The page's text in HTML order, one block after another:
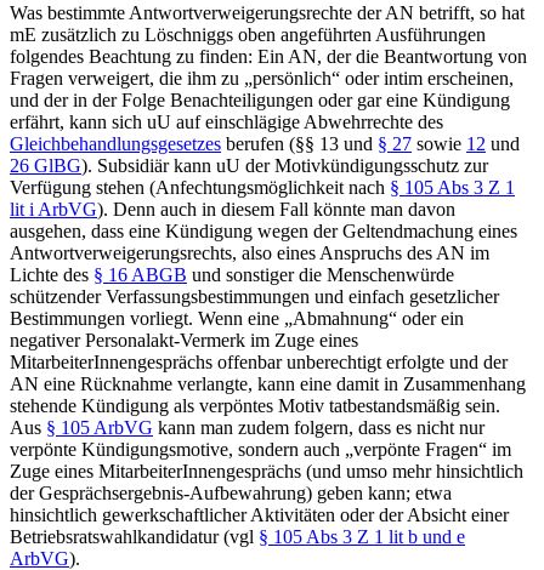
Was bestimmte Antwortverweigerungsrechte der AN betrifft, so hat
mE zusätzlich zu Löschniggs oben angeführten Ausführungen
folgendes Beachtung zu finden: Ein AN, der die Beantwortung von
Fragen verweigert, die ihm zu „persönlich“ oder intim erscheinen,
und der in der Folge Benachteiligungen oder gar eine Kündigung
erfährt, kann sich uU auf einschlägige Abwehrrechte des
Gleichbehandlungsgesetzes berufen (§§ 13 und § 27 sowie 12 und
26 GlBG). Subsidiär kann uU der Motivkündigungsschutz zur
Verfügung stehen (Anfechtungsmöglichkeit nach § 105 Abs 3 Z 1
lit i ArbVG). Denn auch in diesem Fall könnte man davon
ausgehen, dass eine Kündigung wegen der Geltendmachung eines
Antwortverweigerungsrechts, also eines Anspruchs des AN im
Lichte des § 16 ABGB und sonstiger die Menschenwürde
schützender Verfassungsbestimmungen und einfach gesetzlicher
Bestimmungen vorliegt. Wenn eine „Abmahnung“ oder ein
negativer Personalakt-Vermerk im Zuge eines
MitarbeiterInnengesprächs offenbar unberechtigt erfolgte und der
AN eine Rücknahme verlangte, kann eine damit in Zusammenhang
stehende Kündigung als verpöntes Motiv tatbestandsmäßig sein.
Aus § 105 ArbVG kann man zudem folgern, dass es nicht nur
verpönte Kündigungsmotive, sondern auch „verpönte Fragen“ im
Zuge eines MitarbeiterInnengesprächs (und umso mehr hinsichtlich
der Gesprächsergebnis-Aufbewahrung) geben kann; etwa
hinsichtlich gewerkschaftlicher Aktivitäten oder der Absicht einer
Betriebsratswahlkandidatur (vgl § 105 Abs 3 Z 1 lit b und e
ArbVG).